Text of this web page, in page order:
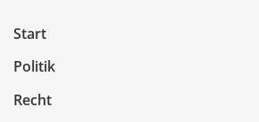
Start
Politik
Recht